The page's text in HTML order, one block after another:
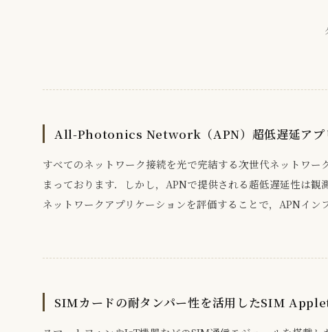
All-Photonics Network（APN）超低遅延アプ
すべてのネットワーク接続を光で完結する次世代ネットワーク
まっております．しかし，APNで提供される超低遅延性は
ネットワークアプリケーションを評価することで，APNイン
SIMカードの耐タンパー性を活用したSIM